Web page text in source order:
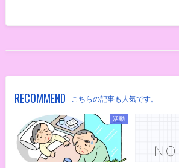
RECOMMEND こちらの記事も人気です。
活動